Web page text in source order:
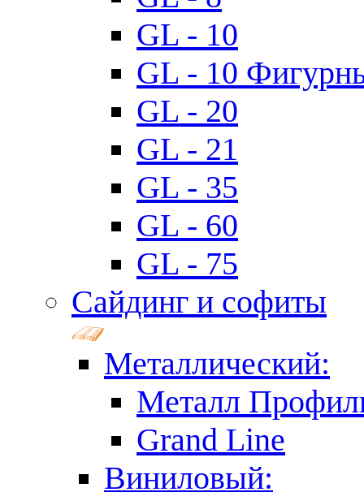
GL - 10
GL - 10
GL - 20
GL - 21
GL - 35
GL - 60
GL - 75
Сайдинг и софиты
Металлический:
Металл
Grand Line
Виниловый: